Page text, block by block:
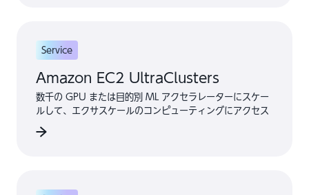
Service
Amazon EC2 UltraClusters
数千の GPU または目的別 ML アクセラレーターにスケー
ルして、エクサスケールのコンピューティングにアクセス